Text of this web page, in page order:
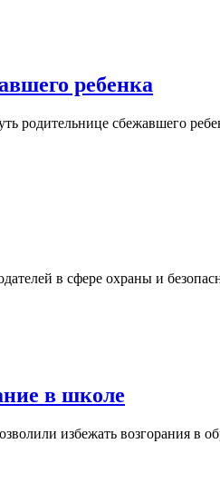
ребенка
сбежавшего
в сфере охраны и
в школе
избежать возгорания в